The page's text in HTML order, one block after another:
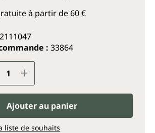
à partir de 60 €
: 33864
de produit : Entrez la
Ajouter au panier
liste de souhaits